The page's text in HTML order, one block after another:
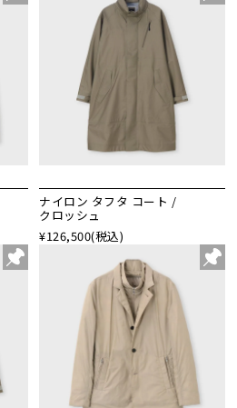
ナイロン タフタ コート /
クロッシュ
¥126,500(税込)